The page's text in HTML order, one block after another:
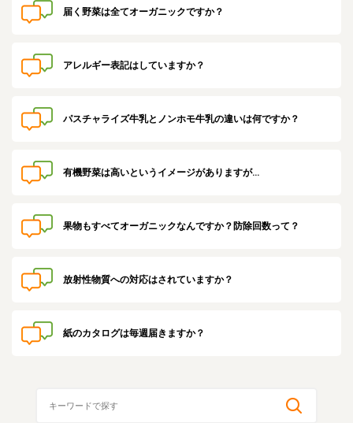
届く野菜は全てオーガニックですか？
アレルギー表記はしていますか？
パスチャライズ牛乳とノンホモ牛乳の違いは何ですか？
有機野菜は高いというイメージがありますが…
果物もすべてオーガニックなんですか？防除回数って？
放射性物質への対応はされていますか？
紙のカタログは毎週届きますか？